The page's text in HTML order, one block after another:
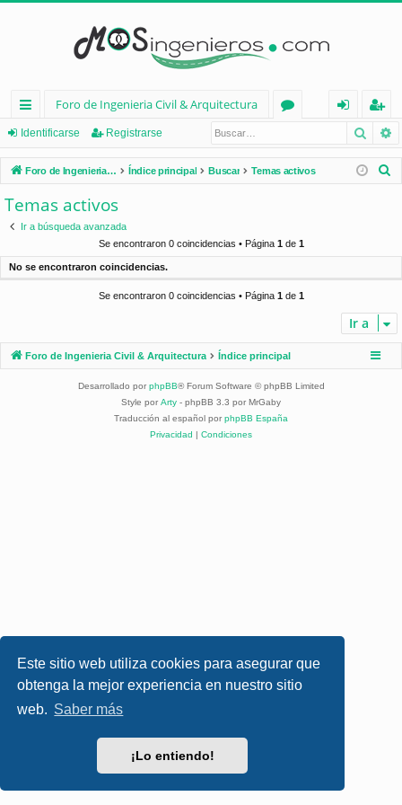
Este sitio web utiliza cookies para asegurar que
obtenga la mejor experiencia en nuestro sitio
web. Saber más
¡Lo entiendo!
nl
ac
es
rá
d
Foro de Ingenieria Civil & Arquitectura
os
nt
ifi
eg
ist
ra
Identificarse Registrarse
Foro de Ingenieria Civil & Arquitectura Índice principal Buscar Temas activos
Temas activos
Ir a búsqueda avanzada
Se encontraron 0 coincidencias • Página 1de 1
No se encontraron coincidencias.
Se encontraron 0 coincidencias • Página 1de 1
Ir a
Foro de Ingenieria Civil & Arquitectura Índice principal
Desarrollado por phpBB® Forum Software © phpBB Limited
Style por Arty - phpBB 3.3 por MrGaby
Traducción al español por phpBB España
Privacidad | Condiciones